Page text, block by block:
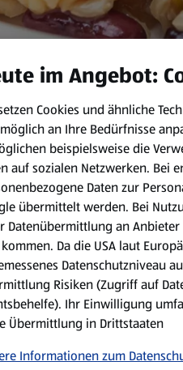
Bohnen-Reis überzeugt
im Angebot:
Cookies und ähnliche
an Ihre Bedürfnisse
beispielsweise die
auf sozialen Netzwerken. Bei
Daten zur
übermittelt werden. Bei
Datenübermittlung an
kommen. Da die USA laut
Datenschutzniveau
Risiken (Zugriff auf
Ihr Einwilligung
Übermittlung in Drittstaaten
Informationen zum